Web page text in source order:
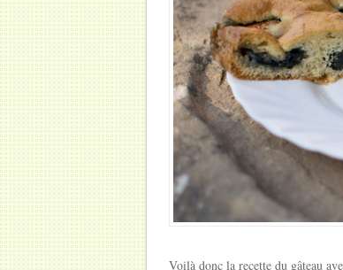
Voilà donc la recette du gâteau